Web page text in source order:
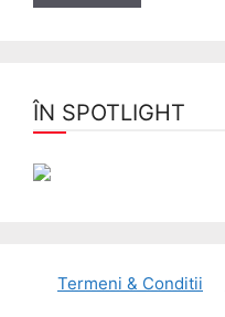
ÎN SPOTLIGHT
Termeni & Conditii